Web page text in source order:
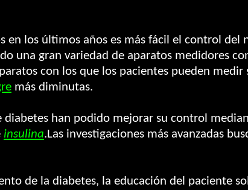
en los últimos años es más fácil el control del
una gran variedad de aparatos medidores
con los que los pacientes pueden
más diminutas.
han podido mejorar su control
insulina.Las investigaciones más avanzadas
de la diabetes, la educación del paciente